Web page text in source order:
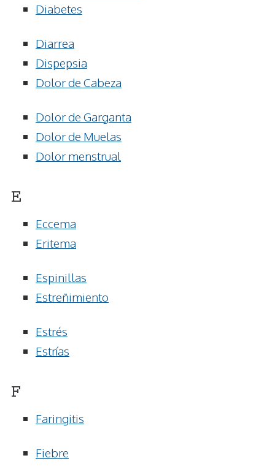
Diabetes
Diarrea
Dispepsia
Dolor de Cabeza
Dolor de Garganta
Dolor de Muelas
Dolor menstrual
E
Eccema
Eritema
Espinillas
Estreñimiento
Estrés
Estrías
F
Faringitis
Fiebre